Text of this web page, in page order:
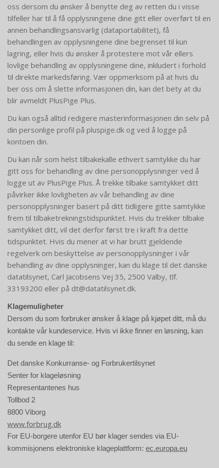
oss dersom du ønsker å benytte deg av retten du i visse
tilfeller har til å få opplysningene dine gitt eller overført til en
annen behandlingsansvarlig (dataportabilitet), få ​​
behandlingen av opplysningene dine begrenset til kun
lagring, eller hvis du ønsker å protestere mot vår ellers
lovlige behandling av opplysningene dine, inkludert i forhold
til direkte markedsføring. Vær oppmerksom på at hvis du
ber oss om å slette informasjonen din, kan det bety at du
blir avmeldt PlusPige Plus.
Du kan også alltid redigere masterinformasjonen din selv på
din personlige profil på pluspige.dk og ved å logge på
kontoen din.
Du kan når som helst tilbakekalle ethvert samtykke du har
gitt oss for behandling av dine personopplysninger ved å
logge ut av PlusPige Plus. Å trekke tilbake samtykket ditt
påvirker ikke lovligheten av vår behandling av dine
personopplysninger basert på ditt tidligere gitte samtykke
frem til tilbaketrekningstidspunktet. Hvis du trekker tilbake
samtykket ditt, vil det derfor først tre i kraft fra dette
tidspunktet. Hvis du mener at vi har brutt gjeldende
regelverk om beskyttelse av personopplysninger i vår
behandling av dine opplysninger, kan du klage til det danske
datatilsynet, Carl Jacobsens Vej 35, 2500 Valby, tlf.
33193200 eller på dt@datatilsynet.dk.
Klagemuligheter
Dersom du som forbruker ønsker å klage på kjøpet ditt, må du
kontakte vår kundeservice. Hvis vi ikke finner en løsning, kan
du sende en klage til:
Det danske Konkurranse- og Forbrukertilsynet
Senter for klageløsning
Representantenes hus
Tollbod 2
8800 Viborg
www.forbrug.dk
For EU-borgere utenfor EU bør klager sendes via EU-
kommisjonens elektroniske klageplattform: ec.europa.eu